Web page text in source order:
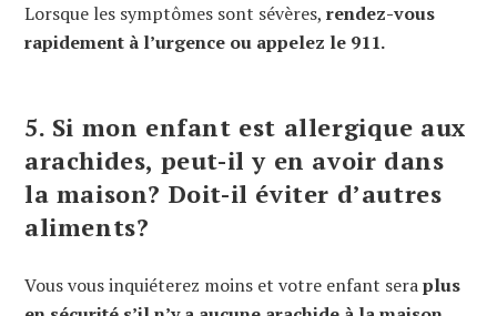
Lorsque les symptômes sont sévères, rendez-vous
rapidement à l’urgence ou appelez le 911.
5. Si mon enfant est allergique aux
arachides, peut-il y en avoir dans
la maison? Doit-il éviter d’autres
aliments?
Vous vous inquiéterez moins et votre enfant seraplus